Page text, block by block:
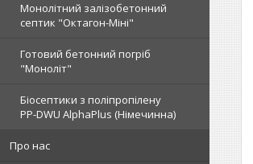
Монолітний залізобетонний
септик "Октагон-Міні"
Готовий бетонний погріб
"Моноліт"
Біосептики з поліпропілену
PP-DWU AlphaPlus (Німечинна)
Про нас